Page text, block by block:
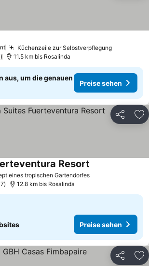
Küchenzeile zur Selbstverpflegung
11.5 km bis Rosalinda
aus, um die genauen
Preise sehen
Teilen
eines tropischen Gartendorfes
Resort
12.8 km bis Rosalinda
Preise sehen
Teilen